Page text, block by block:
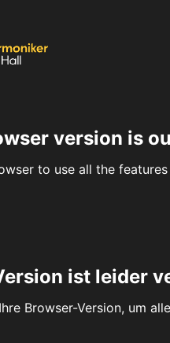
version is
to use all the
ist leider
Browser-Version, um